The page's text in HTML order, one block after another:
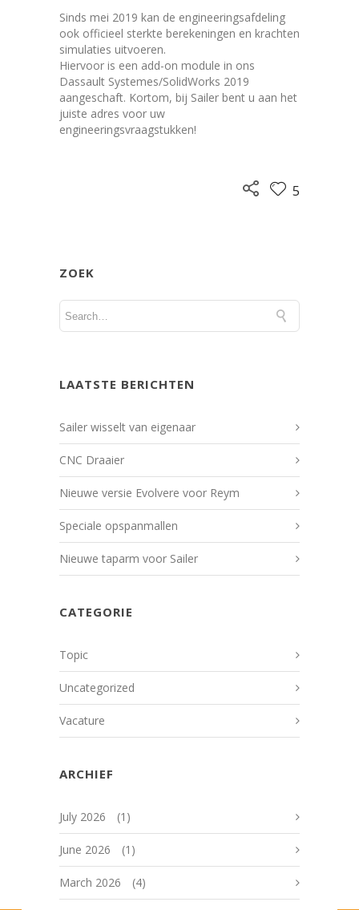
Sinds mei 2019 kan de engineeringsafdeling
ook officieel sterkte berekeningen en krachten
simulaties uitvoeren.
Hiervoor is een add-on module in ons
Dassault Systemes/SolidWorks 2019
aangeschaft. Kortom, bij Sailer bent u aan het
juiste adres voor uw
engineeringsvraagstukken!
5
ZOEK
LAATSTE BERICHTEN
Sailer wisselt van eigenaar
CNC Draaier
Nieuwe versie Evolvere voor Reym
Speciale opspanmallen
Nieuwe taparm voor Sailer
CATEGORIE
Topic
Uncategorized
Vacature
ARCHIEF
July 2026 (1)
June 2026 (1)
March 2026 (4)